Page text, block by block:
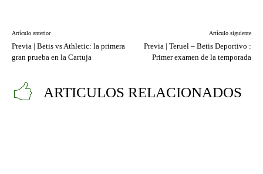
Artículo anterior
Previa | Betis vs Athletic: la primera
gran prueba en la Cartuja
Artículo siguiente
Previa | Teruel – Betis Deportivo :
Primer examen de la temporada
ARTICULOS RELACIONADOS